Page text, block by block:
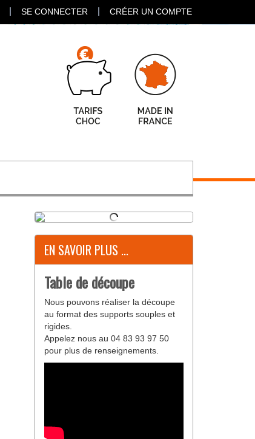
SE CONNECTER CRÉER UN COMPTE
EN SAVOIR PLUS ...
Table de découpe
Nous pouvons réaliser la découpe
au format des supports souples et
rigides.
Appelez nous au 04 83 93 97 50
pour plus de renseignements.